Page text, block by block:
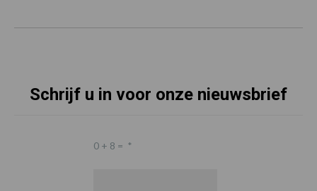
Schrijf u in voor onze nieuwsbrief
0 + 8 = *